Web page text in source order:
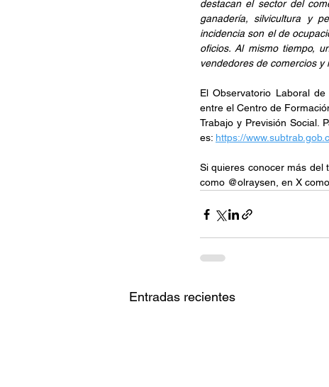
destacan el sector del
ganadería, silvicultura y
incidencia son el de
oficios. Al mismo tiempo,
vendedores de comercios y
El Observatorio Laboral
entre el Centro de
Trabajo y Previsión Social.
es: https://
Si quieres conocer más del
como @olraysen, en X
Entradas recientes